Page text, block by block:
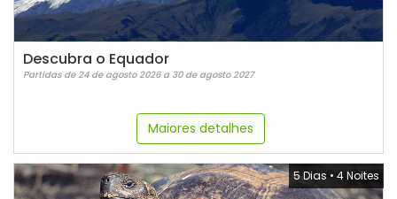
Descubra o Equador
Partidas de 24 de agosto 2026 a 30 de agosto 2027
Maiores detalhes
5 Dias • 4 Noites